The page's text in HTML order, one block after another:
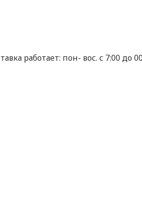
работает: пон- вос. с 7:00 до